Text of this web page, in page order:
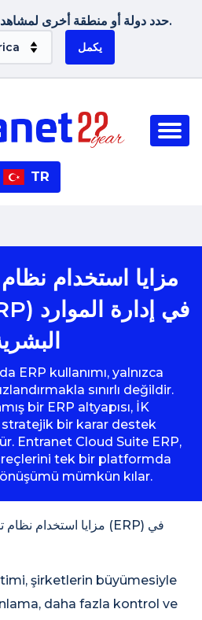
حدد دولة أو منطقة أخرى لمشاهدة المنتجات الخاصة بموقعك.
يكمل
TR
مزايا استخدام
ERP kullanımı, yalnızca
sınırlı değildir.
bir ERP altyapısı, İK
stratejik bir karar destek
Entranet Cloud Suite ERP,
tek bir platformda
mümkün kılar.
şirketlerin büyümesiyle
daha fazla kontrol ve